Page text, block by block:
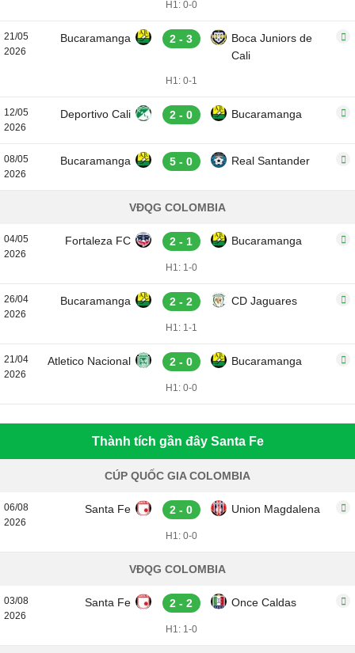
H1: 0-0
21/05
2026
Bucaramanga 2 - 3
Boca Juniors de
Cali
H1: 0-1
12/05
2026
Deportivo Cali 2 - 0 Bucaramanga
08/05
2026
Bucaramanga 5 - 0 Real Santander
VĐQG COLOMBIA
04/05
2026
Fortaleza FC 2 - 1 Bucaramanga
H1: 1-0
26/04
2026
Bucaramanga 2 - 2 CD Jaguares
H1: 1-1
21/04
2026
Atletico Nacional 2 - 0 Bucaramanga
H1: 0-0
Thành tích gần đây Santa Fe
CÚP QUỐC GIA COLOMBIA
06/08
2026
Santa Fe 2 - 0 Union Magdalena
H1: 0-0
VĐQG COLOMBIA
03/08
2026
Santa Fe 2 - 2 Once Caldas
H1: 1-0